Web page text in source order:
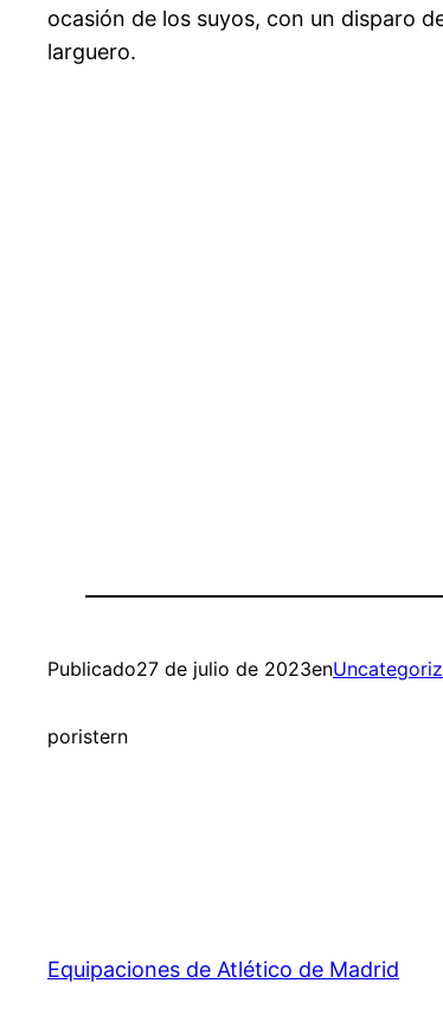
ocasión de los suyos, con un disparo
larguero.
Publicado27 de julio de 2023en
poristern
Equipaciones de Atlético de Madrid